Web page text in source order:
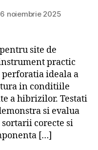
6 noiembrie 2025
site de
practic
ideala a
in conditiile
a hibrizilor. Testati
si evalua
corecte si
[…]